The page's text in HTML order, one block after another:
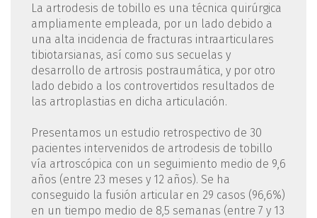
La artrodesis de tobillo es una técnica quirúrgica
ampliamente empleada, por un lado debido a
una alta incidencia de fracturas intraarticulares
tibiotarsianas, así como sus secuelas y
desarrollo de artrosis postraumática, y por otro
lado debido a los controvertidos resultados de
las artroplastias en dicha articulación.
Presentamos un estudio retrospectivo de 30
pacientes intervenidos de artrodesis de tobillo
vía artroscópica con un seguimiento medio de 9,6
años (entre 23 meses y 12 años). Se ha
conseguido la fusión articular en 29 casos (96,6%)
en un tiempo medio de 8,5 semanas (entre 7 y 13